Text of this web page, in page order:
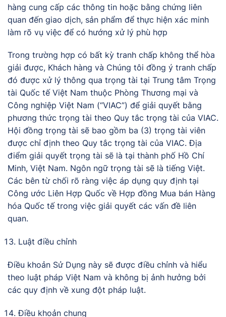
hàng cung cấp các thông tin hoặc bằng chứng liên
quan đến giao dịch, sản phẩm để thực hiện xác minh
làm rõ vụ việc để có hướng xử lý phù hợp
Trong trường hợp có bất kỳ tranh chấp không thể hòa
giải được, Khách hàng và Chúng tôi đồng ý tranh chấp
đó được xử lý thông qua trọng tài tại Trung tâm Trọng
tài Quốc tế Việt Nam thuộc Phòng Thương mại và
Công nghiệp Việt Nam (“VIAC”) để giải quyết bằng
phương thức trọng tài theo Quy tắc trọng tài của VIAC.
Hội đồng trọng tài sẽ bao gồm ba (3) trọng tài viên
được chỉ định theo Quy tắc trọng tài của VIAC. Địa
điểm giải quyết trọng tài sẽ là tại thành phố Hồ Chí
Minh, Việt Nam. Ngôn ngữ trọng tài sẽ là tiếng Việt.
Các bên từ chối rõ ràng việc áp dụng quy định tại
Công ước Liên Hợp Quốc về Hợp đồng Mua bán Hàng
hóa Quốc tế trong việc giải quyết các vấn đề liên
quan.
Luật điều chỉnh
Điều khoản Sử Dụng này sẽ được điều chỉnh và hiểu
theo luật pháp Việt Nam và không bị ảnh hưởng bởi
các quy định về xung đột pháp luật.
Điều khoản chung